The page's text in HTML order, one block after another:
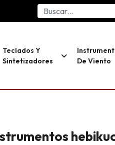
Teclados Y
Sintetizadores
De Viento